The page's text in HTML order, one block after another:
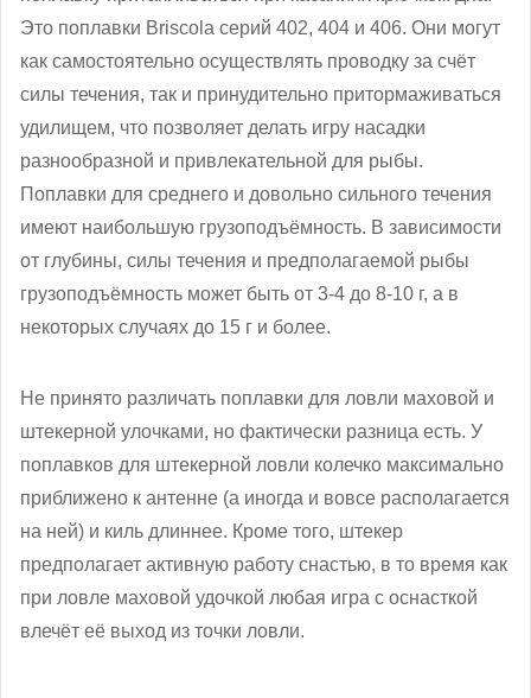
Это поплавки Briscola серий 402, 404 и 406. Они могут
как самостоятельно осуществлять проводку за счёт
силы течения, так и принудительно притормаживаться
удилищем, что позволяет делать игру насадки
разнообразной и привлекательной для рыбы.
Поплавки для среднего и довольно сильного течения
имеют наибольшую грузоподъёмность. В зависимости
от глубины, силы течения и предполагаемой рыбы
грузоподъёмность может быть от 3-4 до 8-10 г, а в
некоторых случаях до 15 г и более.
Не принято различать поплавки для ловли маховой и
штекерной улочками, но фактически разница есть. У
поплавков для штекерной ловли колечко максимально
приближено к антенне (а иногда и вовсе располагается
на ней) и киль длиннее. Кроме того, штекер
предполагает активную работу снастью, в то время как
при ловле маховой удочкой любая игра с оснасткой
влечёт её выход из точки ловли.